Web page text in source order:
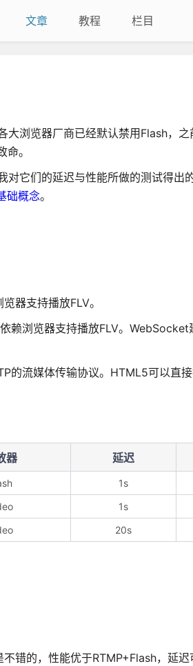
文章 教程 栏目
浏览器厂商已经默认禁用Flash，
。
它们的延迟与性能所做的测试得出的
础概念。
器支持播放FLV。
赖浏览器支持播放FLV。
流媒体传输协议。HTML5可以直接
器 延迟
1s
1s
20s
错的，性能优于RTMP+Flash，延迟